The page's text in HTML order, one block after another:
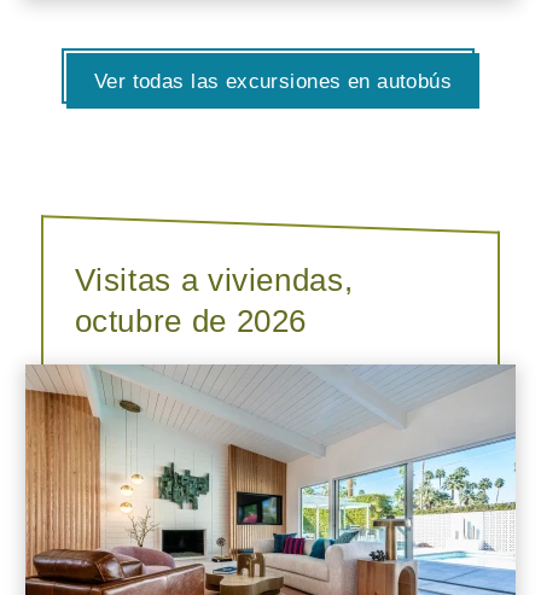
Ver todas las excursiones en autobús
Visitas a viviendas,
octubre de 2026